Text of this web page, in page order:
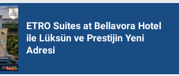
ETRO Suites at Bellavora Hotel
ile Lüksün ve Prestijin Yeni
Adresi